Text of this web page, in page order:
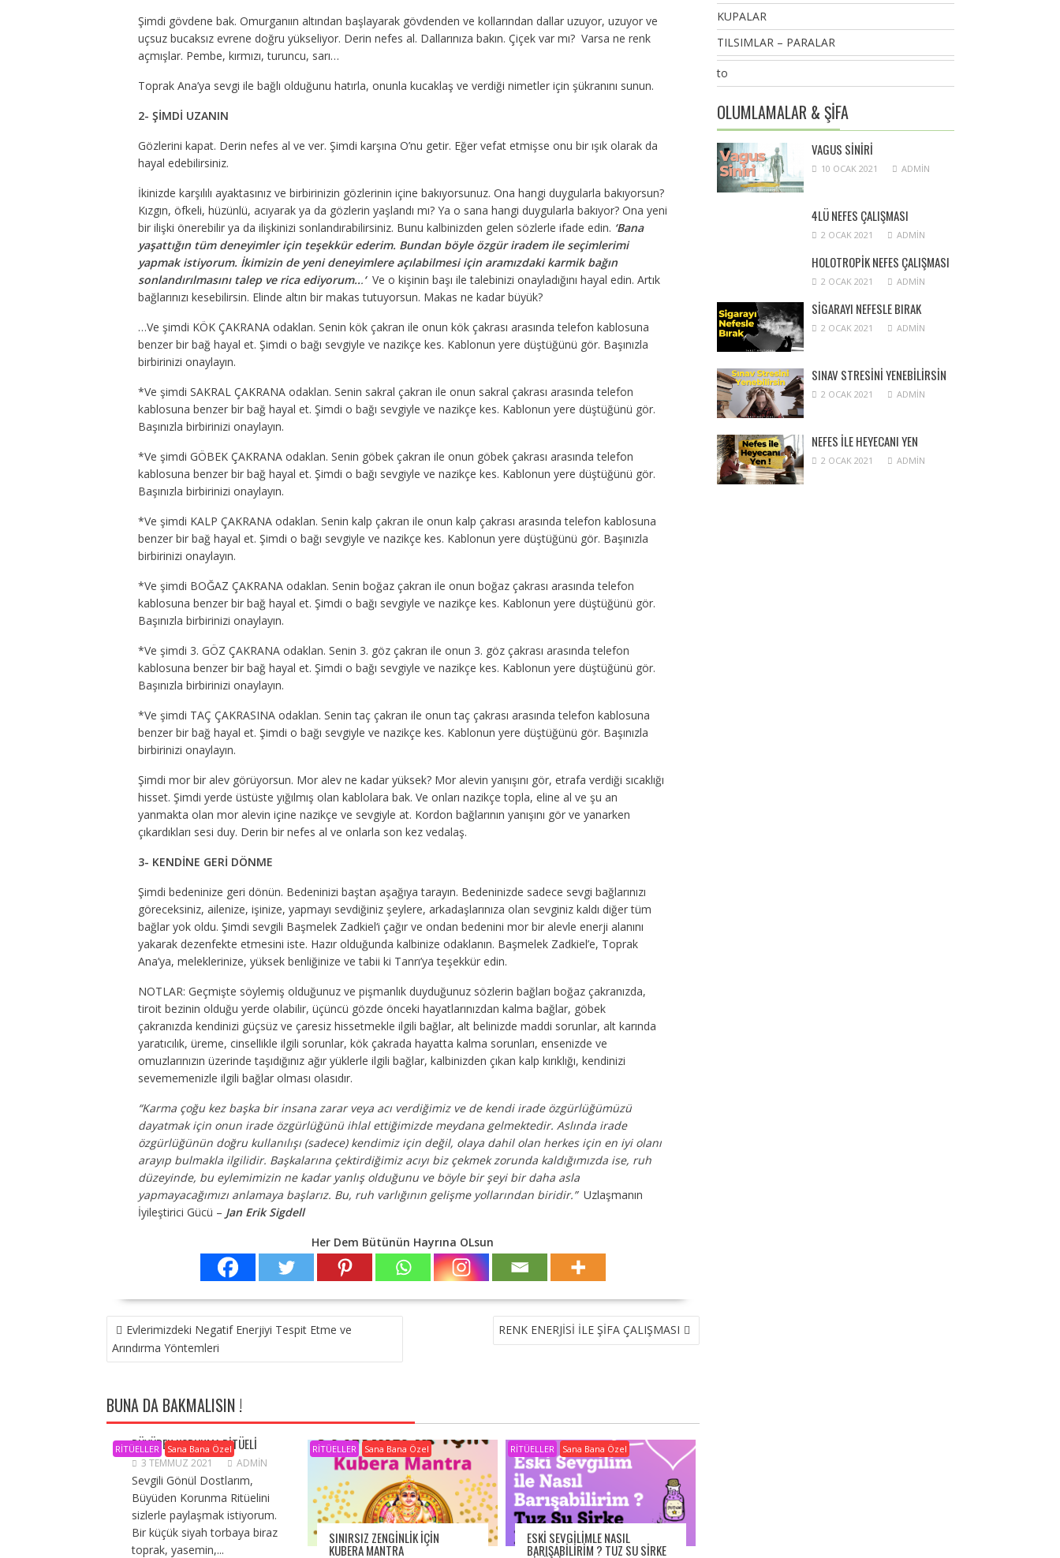
Şimdi gövdene bak. Omurganıın altından başlayarak gövdenden ve kollarından dallar uzuyor, uzuyor ve
uçsuz bucaksız evrene doğru yükseliyor. Derin nefes al. Dallarınıza bakın. Çiçek var mı? Varsa ne renk
açmışlar. Pembe, kırmızı, turuncu, sarı…
Toprak Ana’ya sevgi ile bağlı olduğunu hatırla, onunla kucaklaş ve verdiği nimetler için şükranını sunun.
2- ŞİMDİ UZANIN
Gözlerini kapat. Derin nefes al ve ver. Şimdi karşına O’nu getir. Eğer vefat etmişse onu bir ışık olarak da
hayal edebilirsiniz.
İkinizde karşılılı ayaktasınız ve birbirinizin gözlerinin içine bakıyorsunuz. Ona hangi duygularla bakıyorsun?
Kızgın, öfkeli, hüzünlü, acıyarak ya da gözlerin yaşlandı mı? Ya o sana hangi duygularla bakıyor? Ona yeni
bir ilişki önerebilir ya da ilişkinizi sonlandırabilirsiniz. Bunu kalbinizden gelen sözlerle ifade edin. ‘Bana
yaşattığın tüm deneyimler için teşekkür ederim. Bundan böyle özgür iradem ile seçimlerimi
yapmak istiyorum. İkimizin de yeni deneyimlere açılabilmesi için aramızdaki karmik bağın
sonlandırılmasını talep ve rica ediyorum...‘ Ve o kişinin başı ile talebinizi onayladığını hayal edin. Artık
bağlarınızı kesebilirsin. Elinde altın bir makas tutuyorsun. Makas ne kadar büyük?
…Ve şimdi KÖK ÇAKRANA odaklan. Senin kök çakran ile onun kök çakrası arasında telefon kablosuna
benzer bir bağ hayal et. Şimdi o bağı sevgiyle ve nazikçe kes. Kablonun yere düştüğünü gör. Başınızla
birbirinizi onaylayın.
*Ve şimdi SAKRAL ÇAKRANA odaklan. Senin sakral çakran ile onun sakral çakrası arasında telefon
kablosuna benzer bir bağ hayal et. Şimdi o bağı sevgiyle ve nazikçe kes. Kablonun yere düştüğünü gör.
Başınızla birbirinizi onaylayın.
*Ve şimdi GÖBEK ÇAKRANAodaklan. Senin göbek çakran ile onun göbek çakrası arasında telefon
kablosuna benzer bir bağ hayal et. Şimdi o bağı sevgiyle ve nazikçe kes. Kablonun yere düştüğünü gör.
Başınızla birbirinizi onaylayın.
*Ve şimdi KALP ÇAKRANAodaklan. Senin kalp çakran ile onun kalp çakrası arasında telefon kablosuna
benzer bir bağ hayal et. Şimdi o bağı sevgiyle ve nazikçe kes. Kablonun yere düştüğünü gör. Başınızla
birbirinizi onaylayın.
*Ve şimdi BOĞAZ ÇAKRANAodaklan. Senin boğaz çakran ile onun boğaz çakrası arasında telefon
kablosuna benzer bir bağ hayal et. Şimdi o bağı sevgiyle ve nazikçe kes. Kablonun yere düştüğünü gör.
Başınızla birbirinizi onaylayın.
*Ve şimdi 3. GÖZ ÇAKRANA odaklan. Senin 3. göz çakran ile onun 3. göz çakrası arasında telefon
kablosuna benzer bir bağ hayal et. Şimdi o bağı sevgiyle ve nazikçe kes. Kablonun yere düştüğünü gör.
Başınızla birbirinizi onaylayın.
*Ve şimdi TAÇ ÇAKRASINA odaklan. Senin taç çakran ile onun taç çakrası arasında telefon kablosuna
benzer bir bağ hayal et. Şimdi o bağı sevgiyle ve nazikçe kes. Kablonun yere düştüğünü gör. Başınızla
birbirinizi onaylayın.
Şimdi mor bir alev görüyorsun. Mor alev ne kadar yüksek? Mor alevin yanışını gör, etrafa verdiği sıcaklığı
hisset. Şimdi yerde üstüste yığılmış olan kablolara bak. Ve onları nazikçe topla, eline al ve şu an
yanmakta olan mor alevin içine nazikçe ve sevgiyle at. Kordon bağlarının yanışını gör ve yanarken
çıkardıkları sesi duy. Derin bir nefes al ve onlarla son kez vedalaş.
3- KENDİNE GERİ DÖNME
Şimdi bedeninize geri dönün. Bedeninizi baştan aşağıya tarayın. Bedeninizde sadece sevgi bağlarınızı
göreceksiniz, ailenize, işinize, yapmayı sevdiğiniz şeylere, arkadaşlarınıza olan sevginiz kaldı diğer tüm
bağlar yok oldu. Şimdi sevgili Başmelek Zadkiel‘i çağır ve ondan bedenini mor bir alevle enerji alanını
yakarak dezenfekte etmesini iste. Hazır olduğunda kalbinize odaklanın. Başmelek Zadkiel’e, Toprak
Ana’ya, meleklerinize, yüksek benliğinize ve tabii ki Tanrı’ya teşekkür edin.
NOTLAR: Geçmişte söylemiş olduğunuz ve pişmanlık duyduğunuz sözlerin bağları boğaz çakranızda,
tiroit bezinin olduğu yerde olabilir, üçüncü gözde önceki hayatlarınızdan kalma bağlar, göbek
çakranızda kendinizi güçsüz ve çaresiz hissetmekle ilgili bağlar, alt belinizde maddi sorunlar, alt karında
yaratıcılık, üreme, cinsellikle ilgili sorunlar, kök çakrada hayatta kalma sorunları, ensenizde ve
omuzlarınızın üzerinde taşıdığınız ağır yüklerle ilgili bağlar, kalbinizden çıkan kalp kırıklığı, kendinizi
sevememenizle ilgili bağlar olması olasıdır.
“Karma çoğu kez başka bir insana zarar veya acı verdiğimiz ve de kendi irade özgürlüğümüzü
dayatmak için onun irade özgürlüğünü ihlal ettiğimizde meydana gelmektedir. Aslında irade
özgürlüğünün doğru kullanılışı (sadece) kendimiz için değil, olaya dahil olan herkes için en iyi olanı
arayıp bulmakla ilgilidir. Başkalarına çektirdiğimiz acıyı biz çekmek zorunda kaldığımızda ise, ruh
düzeyinde, bu eylemimizin ne kadar yanlış olduğunu ve böyle bir şeyi bir daha asla
yapmayacağımızı anlamaya başlarız. Bu, ruh varlığının gelişme yollarından biridir.”Uzlaşmanın
İyileştirici Gücü – Jan Erik Sigdell
Her Dem Bütünün Hayrına OLsun
YAZI
GEZINMESI
Evlerimizdeki Negatif Enerjiyi Tespit Etme ve
Arındırma Yöntemleri
RENK ENERJİSİ İLE ŞİFA ÇALIŞMASI
BUNA DA BAKMALISIN !
RİTÜELLER Sana Bana Özel
BÜYÜDEN KORUNMA RITÜELI
3 TEMMUZ 2021 ADMIN
Sevgili Gönül Dostlarım,
Büyüden Korunma Ritüelini
sizlerle paylaşmak istiyorum.
Bir küçük siyah torbaya biraz
toprak, yasemin,...
RİTÜELLER Sana Bana Özel
SINIRSIZ ZENGINLIK IÇIN
KUBERA MANTRA
RİTÜELLER Sana Bana Özel
ESKI SEVGILIMLE NASIL
BARIŞABILIRIM ? TUZ SU SIRKE
KUPALAR
TILSIMLAR – PARALAR
to
OLUMLAMALAR & ŞİFA
VAGUS SINIRI
10 OCAK 2021 ADMIN
4LÜ NEFES ÇALIŞMASI
2 OCAK 2021 ADMIN
HOLOTROPIK NEFES ÇALIŞMASI
2 OCAK 2021 ADMIN
SIGARAYI NEFESLE BIRAK
2 OCAK 2021 ADMIN
SINAV STRESINI YENEBILIRSIN
2 OCAK 2021 ADMIN
NEFES ILE HEYECANI YEN
2 OCAK 2021 ADMIN